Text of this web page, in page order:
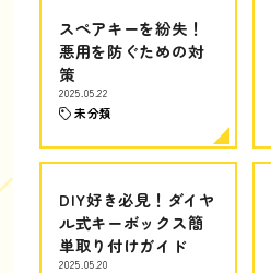
スペアキーを紛失！
悪用を防ぐための対
策
2025.05.22
未分類
DIY好き必見！ダイヤ
ル式キーボックス簡
単取り付けガイド
2025.05.20